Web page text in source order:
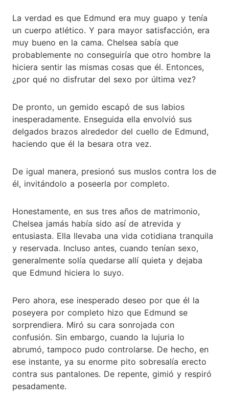
La verdad es que Edmund era muy guapo y tenía
un cuerpo atlético. Y para mayor satisfacción, era
muy bueno en la cama. Chelsea sabía que
probablemente no conseguiría que otro hombre la
hiciera sentir las mismas cosas que él. Entonces,
¿por qué no disfrutar del sexo por última vez?
De pronto, un gemido escapó de sus labios
inesperadamente. Enseguida ella envolvió sus
delgados brazos alrededor del cuello de Edmund,
haciendo que él la besara otra vez.
De igual manera, presionó sus muslos contra los de
él, invitándolo a poseerla por completo.
Honestamente, en sus tres años de matrimonio,
Chelsea jamás había sido así de atrevida y
entusiasta. Ella llevaba una vida cotidiana tranquila
y reservada. Incluso antes, cuando tenían sexo,
generalmente solía quedarse allí quieta y dejaba
que Edmund hiciera lo suyo.
Pero ahora, ese inesperado deseo por que él la
poseyera por completo hizo que Edmund se
sorprendiera. Miró su cara sonrojada con
confusión. Sin embargo, cuando la lujuria lo
abrumó, tampoco pudo controlarse. De hecho, en
ese instante, ya su enorme pito sobresalía erecto
contra sus pantalones. De repente, gimió y respiró
pesadamente.